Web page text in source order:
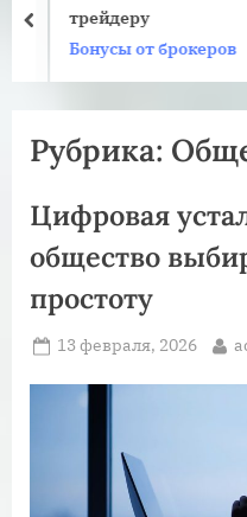
трейдеру
Бонусы от брокеров
prev
Рубрика:
Цифровая
общество
простоту
Posted
13 февраля, 2026